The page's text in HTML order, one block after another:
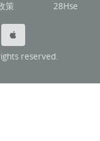
策 28Hse
reserved.